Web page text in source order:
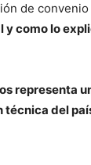
de
y como lo
representa
del